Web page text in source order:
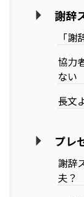
謝辞
「
協力
ない
長文
プレ
謝辞
夫？